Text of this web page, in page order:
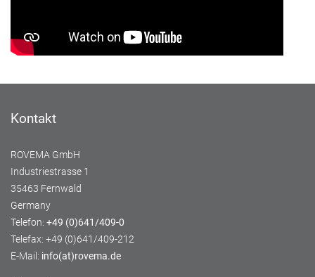
Kontakt
ROVEMA GmbH
Industriestrasse 1
35463 Fernwald
Germany
Telefon: +49 (0)641/409-0
Telefax: +49 (0)641/409-212
E-Mail: info(at)rovema.de